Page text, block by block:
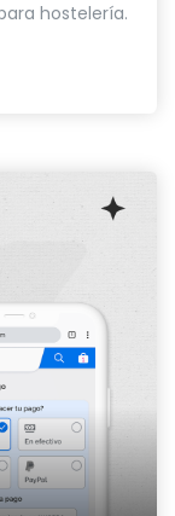
hostelería.